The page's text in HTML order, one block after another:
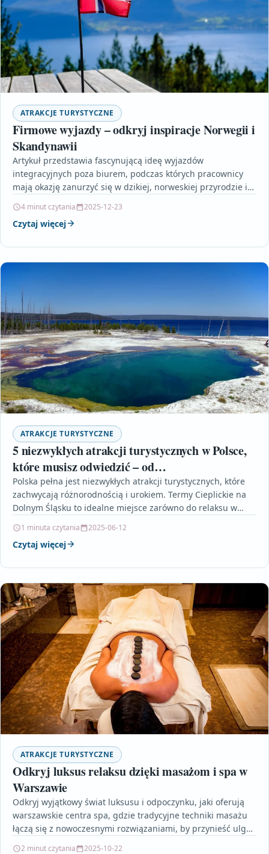
ATRAKCJE TURYSTYCZNE
Firmowe wyjazdy – odkryj inspiracje Norwegii i
Skandynawii
Artykuł przedstawia fascynującą ideę wyjazdów
integracyjnych poza biurem, podczas których pracownicy
mają okazję zanurzyć się w dzikiej, norweskiej przyrodzie i
4 minut czytania 2025-12-23
Czytaj więcej
ATRAKCJE TURYSTYCZNE
5 niezwykłych atrakcji turystycznych w Polsce,
które musisz odwiedzić – od
termycieplickie.pl/zajecia_fitness
Polska pełna jest niezwykłych atrakcji turystycznych, które
zachwycają różnorodnością i urokiem. Termy Cieplickie na
Dolnym Śląsku to idealne miejsce zarówno do relaksu w
1 minuta czytania 2025-06-12
Czytaj więcej
ATRAKCJE TURYSTYCZNE
Odkryj luksus relaksu dzięki masażom i spa w
Warszawie
Odkryj wyjątkowy świat luksusu i odpoczynku, jaki oferują
warszawskie centra spa, gdzie tradycyjne techniki masażu
łączą się z nowoczesnymi rozwiązaniami, by przynieść ulgę
2 minut czytania 2025-10-22